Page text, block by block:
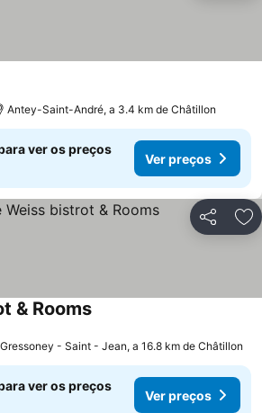
Antey-Saint-André, a 3.4 km de Châtillon
ver os preços
Ver preços
Partilhar
& Rooms
Gressoney - Saint - Jean, a 16.8 km de Châtillon
ver os preços
Ver preços